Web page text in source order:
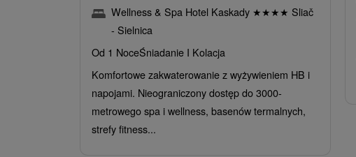
Wellness & Spa Hotel Kaskady ★★★★ Sliač
- Sielnica
Od 1 NoceŚniadanie I Kolacja
Komfortowe zakwaterowanie z wyżywieniem HB i
napojami. Nieograniczony dostęp do 3000-
metrowego spa i wellness, basenów termalnych,
strefy fitness...